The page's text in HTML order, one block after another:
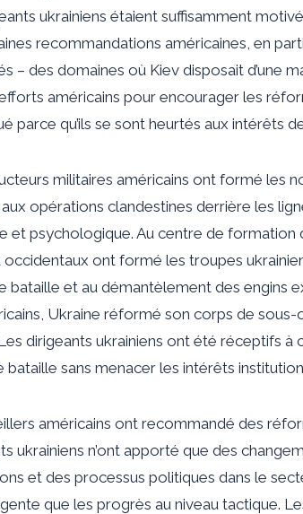
ukrainiens étaient suffisamment
recommandations américaines, en
– des domaines où Kiev disposait d’une
américains pour encourager les
parce qu’ils se sont heurtés aux intérêts
militaires américains ont formé les
opérations clandestines derrière les
et psychologique. Au centre de formation
occidentaux ont formé les troupes
bataille et au démantèlement des engins
Ukraine réformé son corps de sous-
dirigeants ukrainiens ont été réceptifs
bataille sans menacer les intérêts
américains ont recommandé des
ukrainiens n’ont apporté que des
et des processus politiques dans le
que les progrès au niveau tactique.